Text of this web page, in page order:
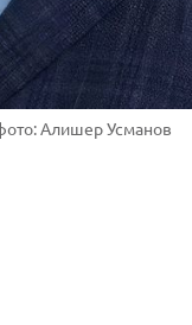
Алишер Усманов